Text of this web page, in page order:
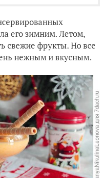
его зимним. Летом,
свежие фрукты. Но все
нежным и вкусным.